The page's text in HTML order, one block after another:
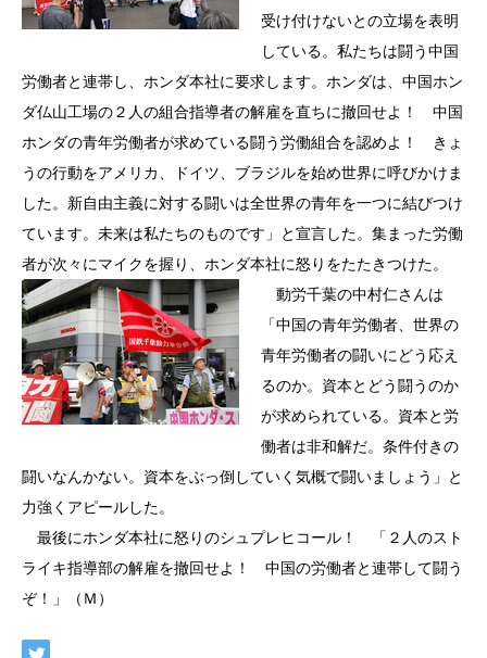
受け付けないとの立場を表明
している。私たちは闘う中国
労働者と連帯し、ホンダ本社に要求します。ホンダは、中国ホン
ダ仏山工場の２人の組合指導者の解雇を直ちに撤回せよ！ 中国
ホンダの青年労働者が求めている闘う労働組合を認めよ！ きょ
うの行動をアメリカ、ドイツ、ブラジルを始め世界に呼びかけま
した。新自由主義に対する闘いは全世界の青年を一つに結びつけ
ています。未来は私たちのものです」と宣言した。集まった労働
者が次々にマイクを握り、ホンダ本社に怒りをたたきつけた。
動労千葉の中村仁さんは
「中国の青年労働者、世界の
青年労働者の闘いにどう応え
るのか。資本とどう闘うのか
が求められている。資本と労
働者は非和解だ。条件付きの
闘いなんかない。資本をぶっ倒していく気概で闘いましょう」と
力強くアピールした。
最後にホンダ本社に怒りのシュプレヒコール！ 「２人のスト
ライキ指導部の解雇を撤回せよ！ 中国の労働者と連帯して闘う
ぞ！」（Ｍ）